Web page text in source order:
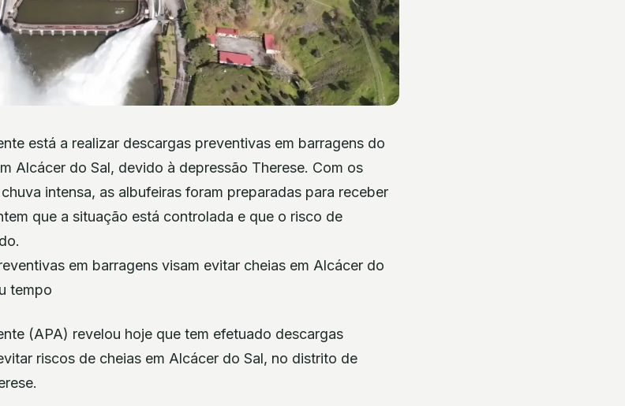
está a realizar descargas preventivas em barragens do
Alcácer do Sal, devido à depressão Therese. Com os
intensa, as albufeiras foram preparadas para receber
que a situação está controlada e que o risco de
em barragens visam evitar cheias em Alcácer do
tempo
(APA) revelou hoje que tem efetuado descargas
riscos de cheias em Alcácer do Sal, no distrito de